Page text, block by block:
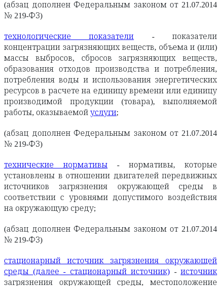
(абзац дополнен Федеральным законом от 21.07.2014
№ 219-ФЗ)
технологические показатели - показатели
концентрации загрязняющих веществ, объема и (или)
массы выбросов, сбросов загрязняющих веществ,
образования отходов производства и потребления,
потребления воды и использования энергетических
ресурсов в расчете на единицу времени или единицу
производимой продукции (товара), выполняемой
работы, оказываемой услуги;
(абзац дополнен Федеральным законом от 21.07.2014
№ 219-ФЗ)
технические нормативы - нормативы, которые
установлены в отношении двигателей передвижных
источников загрязнения окружающей среды в
соответствии с уровнями допустимого воздействия
на окружающую среду;
(абзац дополнен Федеральным законом от 21.07.2014
№ 219-ФЗ)
стационарный источник загрязнения окружающей
среды (далее - стационарный источник) - источник
загрязнения окружающей среды, местоположение